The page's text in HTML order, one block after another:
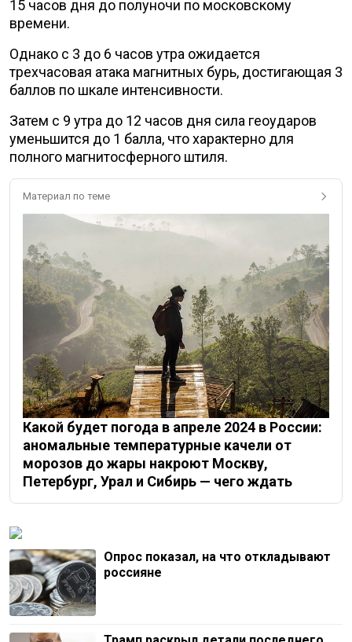
15 часов дня до полуночи по московскому
времени.
Однако с 3 до 6 часов утра ожидается
трехчасовая атака магнитных бурь, достигающая 3
баллов по шкале интенсивности.
Затем с 9 утра до 12 часов дня сила геоударов
уменьшится до 1 балла, что характерно для
полного магнитосферного штиля.
Материал по теме
Какой будет погода в апреле 2024 в России:
аномальные температурные качели от
морозов до жары накроют Москву,
Петербург, Урал и Сибирь — чего ждать
Опрос показал, на что откладывают
россияне